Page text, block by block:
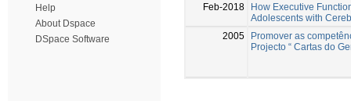
Help
About Dspace
DSpace Software
Feb-2018
How Executive
Adolescents with
2005
Promover as
Projecto “ Cartas do